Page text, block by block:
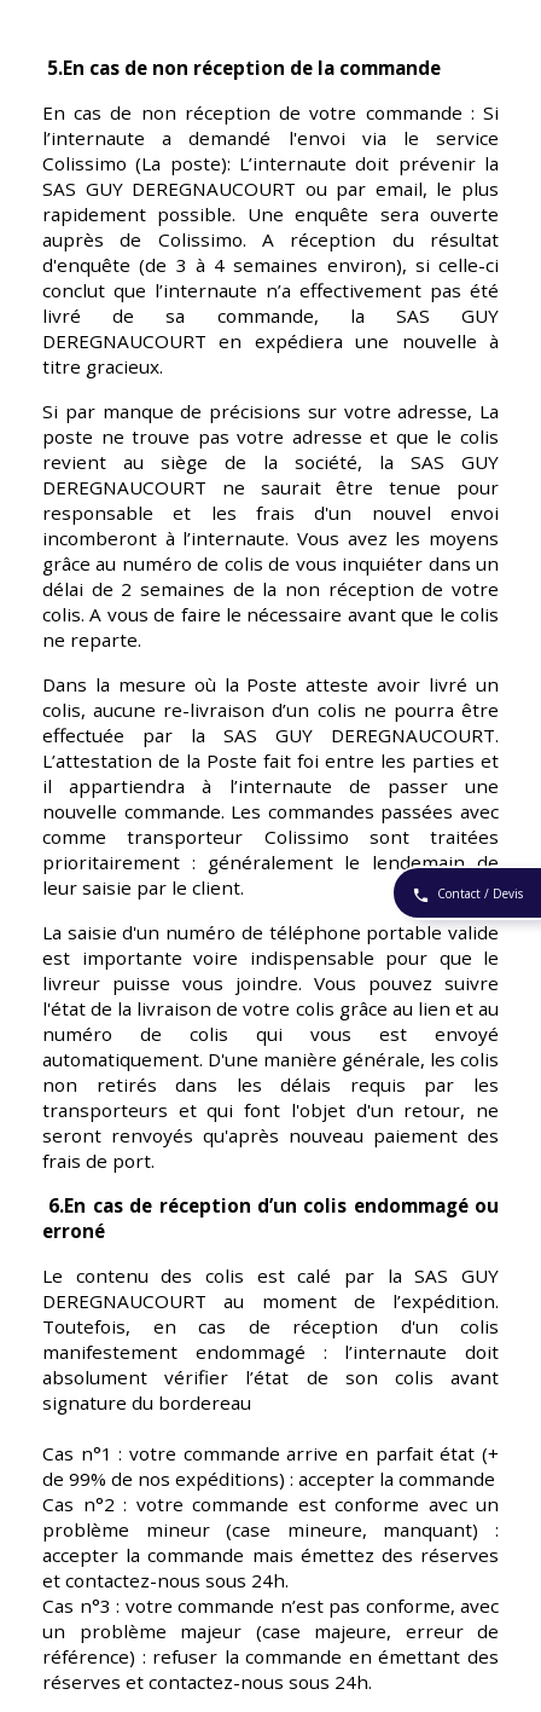
phone Contact / Devis
5.En cas de non réception de la commande
En cas de non réception de votre commande : Si
l’internaute a demandé l'envoi via le service
Colissimo (La poste): L’internaute doit prévenir la
SAS GUY DEREGNAUCOURT ou par email, le plus
rapidement possible. Une enquête sera ouverte
auprès de Colissimo. A réception du résultat
d'enquête (de 3 à 4 semaines environ), si celle-ci
conclut que l’internaute n’a effectivement pas été
livré de sa commande, la SAS GUY
DEREGNAUCOURT en expédiera une nouvelle à
titre gracieux.
Si par manque de précisions sur votre adresse, La
poste ne trouve pas votre adresse et que le colis
revient au siège de la société, la SAS GUY
DEREGNAUCOURT ne saurait être tenue pour
responsable et les frais d'un nouvel envoi
incomberont à l’internaute. Vous avez les moyens
grâce au numéro de colis de vous inquiéter dans un
délai de 2 semaines de la non réception de votre
colis. A vous de faire le nécessaire avant que le colis
ne reparte.
Dans la mesure où la Poste atteste avoir livré un
colis, aucune re-livraison d’un colis ne pourra être
effectuée par la SAS GUY DEREGNAUCOURT.
L’attestation de la Poste fait foi entre les parties et
il appartiendra à l’internaute de passer une
nouvelle commande. Les commandes passées avec
comme transporteur Colissimo sont traitées
prioritairement : généralement le lendemain de
leur saisie par le client.
La saisie d'un numéro de téléphone portable valide
est importante voire indispensable pour que le
livreur puisse vous joindre. Vous pouvez suivre
l'état de la livraison de votre colis grâce au lien et au
numéro de colis qui vous est envoyé
automatiquement. D'une manière générale, les colis
non retirés dans les délais requis par les
transporteurs et qui font l'objet d'un retour, ne
seront renvoyés qu'après nouveau paiement des
frais de port.
erroné
Le contenu des colis est calé par la SAS GUY
DEREGNAUCOURT au moment de l’expédition.
Toutefois, en cas de réception d'un colis
manifestement endommagé : l’internaute doit
absolument vérifier l’état de son colis avant
signature du bordereau
Cas n°1 : votre commande arrive en parfait état (+
de 99% de nos expéditions) : accepter la commande
Cas n°2 : votre commande est conforme avec un
problème mineur (case mineure, manquant) :
accepter la commande mais émettez des réserves
et contactez-nous sous 24h.
Cas n°3 : votre commande n’est pas conforme, avec
un problème majeur (case majeure, erreur de
référence) : refuser la commande en émettant des
réserves et contactez-nous sous 24h.